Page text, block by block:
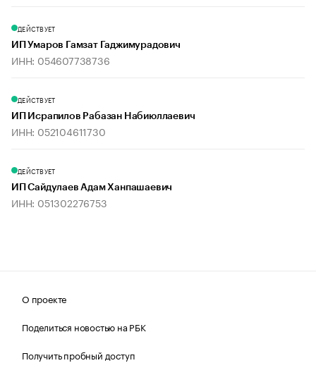
ДЕЙСТВУЕТ
ИП Умаров Гамзат Гаджимурадович
ИНН: 054607738736
ДЕЙСТВУЕТ
ИП Исрапилов Рабазан Набиюллаевич
ИНН: 052104611730
ДЕЙСТВУЕТ
ИП Сайдулаев Адам Ханпашаевич
ИНН: 051302276753
О проекте
Поделиться новостью на РБК
Получить пробный доступ